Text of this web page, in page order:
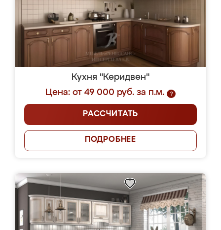
Кухня "Керидвен"
Цена: от 49 000 руб. за п.м.
?
РАССЧИТАТЬ
ПОДРОБНЕЕ